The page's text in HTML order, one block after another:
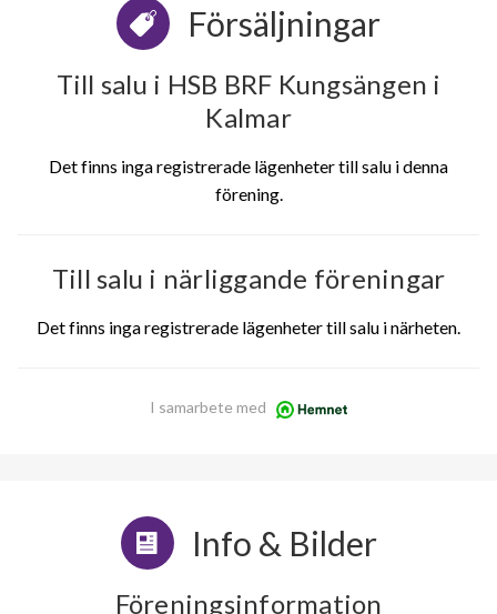
Försäljningar
Till salu i HSB BRF Kungsängen i
Kalmar
Det finns inga registrerade lägenheter till salu i denna
förening.
Till salu i närliggande föreningar
Det finns inga registrerade lägenheter till salu i närheten.
I samarbete med
Info & Bilder
Föreningsinformation